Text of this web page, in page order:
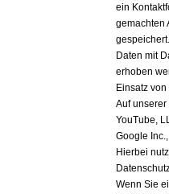
ein
gemachten
Daten mit
erhoben
Einsatz
Auf
YouTube,
Google
Hierbei
Wenn Sie